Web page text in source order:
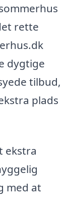
rette
dygtige
tilbud,
plads
ekstra
med at